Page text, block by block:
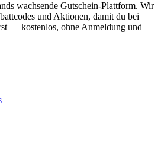
wachsende Gutschein-Plattform. Wir
und Aktionen, damit du bei
— kostenlos, ohne Anmeldung und